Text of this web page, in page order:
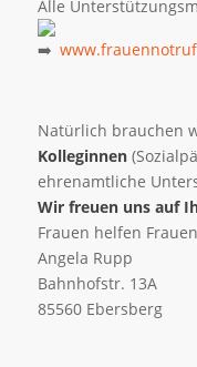
Alle
Natürlich brauchen
Kolleginnen
ehrenamtliche
Wir freuen uns auf
Frauen helfen
Angela Rupp
Bahnhofstr. 13A
85560 Ebersberg